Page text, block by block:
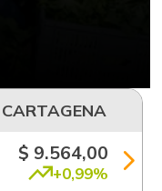
CARTAGENA
$ 9.564,00
+0,99%